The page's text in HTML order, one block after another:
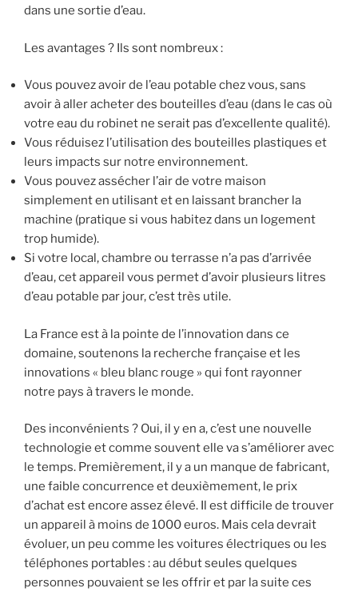
dans une sortie d’eau.
Les avantages ? Ils sont nombreux :
Vous pouvez avoir de l’eau potable chez vous, sans
avoir à aller acheter des bouteilles d’eau (dans le cas où
votre eau du robinet ne serait pas d’excellente qualité).
Vous réduisez l’utilisation des bouteilles plastiques et
leurs impacts sur notre environnement.
Vous pouvez assécher l’air de votre maison
simplement en utilisant et en laissant brancher la
machine (pratique si vous habitez dans un logement
trop humide).
Si votre local, chambre ou terrasse n’a pas d’arrivée
d’eau, cet appareil vous permet d’avoir plusieurs litres
d’eau potable par jour, c’est très utile.
La France est à la pointe de l’innovation dans ce
domaine, soutenons la recherche française et les
innovations « bleu blanc rouge » qui font rayonner
notre pays à travers le monde.
Des inconvénients ? Oui, il y en a, c’est une nouvelle
technologie et comme souvent elle va s’améliorer avec
le temps. Premièrement, il y a un manque de fabricant,
une faible concurrence et deuxièmement, le prix
d’achat est encore assez élevé. Il est difficile de trouver
un appareil à moins de 1000 euros. Mais cela devrait
évoluer, un peu comme les voitures électriques ou les
téléphones portables : au début seules quelques
personnes pouvaient se les offrir et par la suite ces